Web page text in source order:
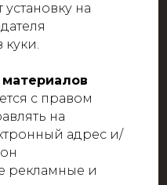
на
с правом
на
адрес и/
рекламные и